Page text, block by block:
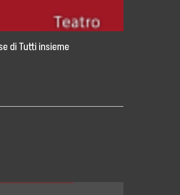
di Tutti insieme